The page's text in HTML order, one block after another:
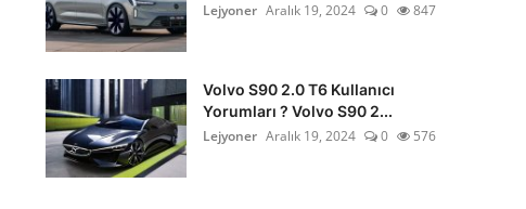
Lejyoner Aralık 19, 2024 0 847
Volvo S90 2.0 T6 Kullanıcı
Yorumları ? Volvo S90 2...
Lejyoner Aralık 19, 2024 0 576